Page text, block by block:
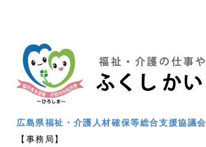
広島県福祉・介護人材確保等総合支援協議会
【事務局】